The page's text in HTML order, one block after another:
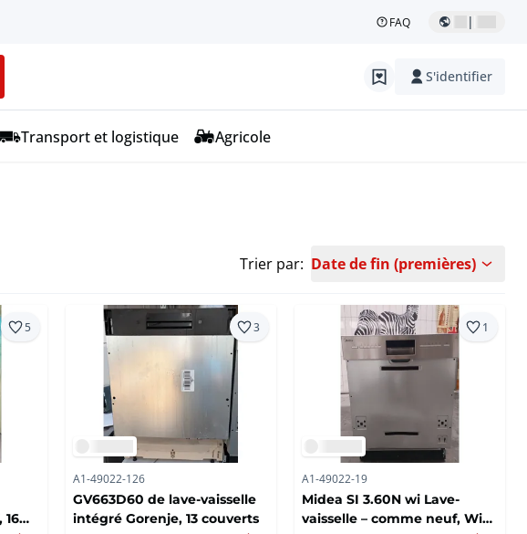
FAQ |
S'identifier
Transport et logistique Agricole
Trier par: Date de fin (premières)
5
16
3
A1-49022-126
GV663D60 de lave-vaisselle
intégré Gorenje, 13 couverts
1
A1-49022-19
Midea SI 3.60N wi Lave-
vaisselle – comme neuf, WiFi,